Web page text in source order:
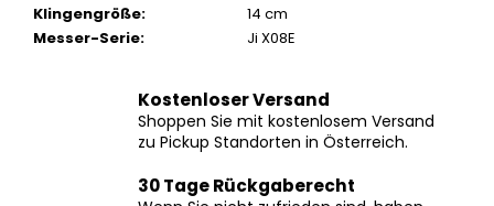
Messer-Serie: Ji X08E
Shoppen Sie mit kostenlosem Versand
zu Pickup Standorten in Österreich.
30 Tage Rückgaberecht
Wenn Sie nicht zufrieden sind, haben